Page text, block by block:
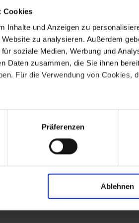
Cookies
Inhalte und Anzeigen zu
zu analysieren. Außerdem
soziale Medien, Werbung und
Daten zusammen, die Sie ihnen
Für die Verwendung von Cookies,
wie z.B. Google Maps, bei
(wie z.B. den USA) verarbeitet
(„Schrems II“) darauf hin, dass in
Rechtsschutzmöglichkeiten für
Präferenzen
Ablehnen